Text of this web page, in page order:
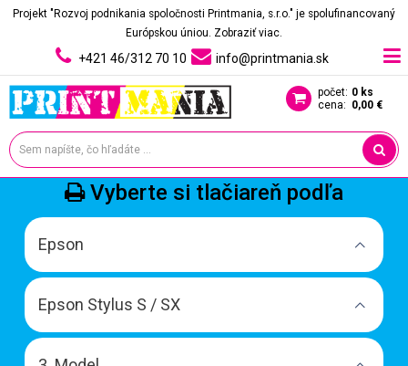
Projekt "Rozvoj podnikania spoločnosti Printmania, s.r.o." je spolufinancovaný
Európskou úniou. Zobraziť viac.
+421 46/312 70 10 info@printmania.sk
počet: 0 ks
cena: 0,00 €
Vyberte si tlačiareň podľa
Epson
Epson Stylus S / SX